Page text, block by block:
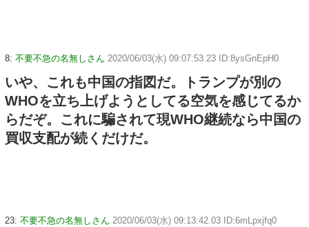
8: 不要不急の名無しさん 2020/06/03(水) 09:07:53.23 ID:8ysGnEpH0
いや、これも中国の指図だ。トランプが別の
WHOを立ち上げようとしてる空気を感じてるか
らだぞ。これに騙されて現WHO継続なら中国の
買収支配が続くだけだ。
23: 不要不急の名無しさん 2020/06/03(水) 09:13:42.03 ID:6mLpxjfq0